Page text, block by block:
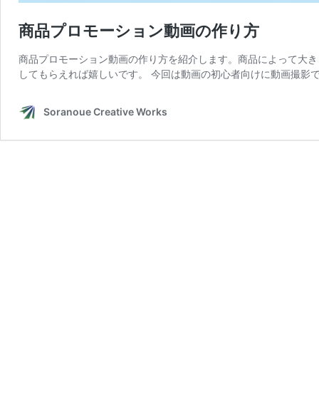
商品プロモーション動画の作り方
商品プロモーション動画の作り方を紹介します。商品によって大
してもらえれば嬉しいです。 今回は動画の初心者向けに動画撮
Soranoue Creative Works